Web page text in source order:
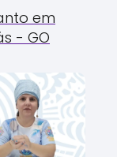
em
- GO